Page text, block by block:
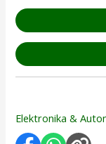
Elektronika &